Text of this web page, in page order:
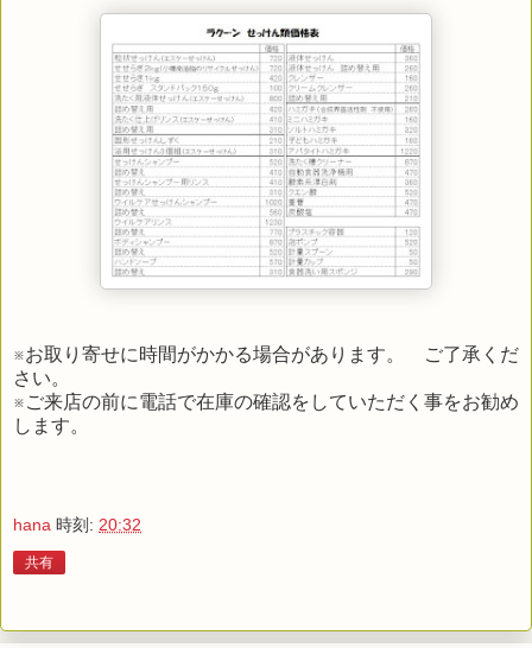
※お取り寄せに時間がかかる場合があります。 ご了承くだ
さい。
※ご来店の前に電話で在庫の確認をしていただく事をお勧め
します。
hana 時刻: 20:32
共有